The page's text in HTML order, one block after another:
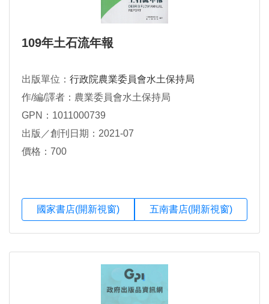
109年土石流年報
出版單位： 行政院農業委員會水土保持局
作/編/譯者：農業委員會水土保持局
GPN：1011000739
出版／創刊日期：2021-07
價格：700
國家書店(開新視窗) 五南書店(開新視窗)